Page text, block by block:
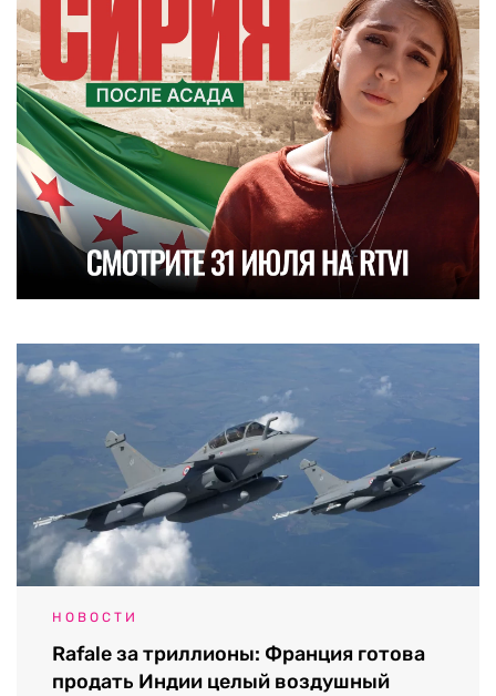
НОВОСТИ
Rafale за триллионы: Франция готова
продать Индии целый воздушный